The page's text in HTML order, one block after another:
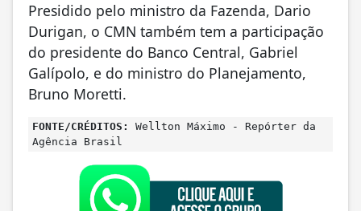
Presidido pelo ministro da Fazenda, Dario
Durigan, o CMN também tem a participação
do presidente do Banco Central, Gabriel
Galípolo, e do ministro do Planejamento,
Bruno Moretti.
FONTE/CRÉDITOS:
Wellton Máximo - Repórter da
Agência Brasil